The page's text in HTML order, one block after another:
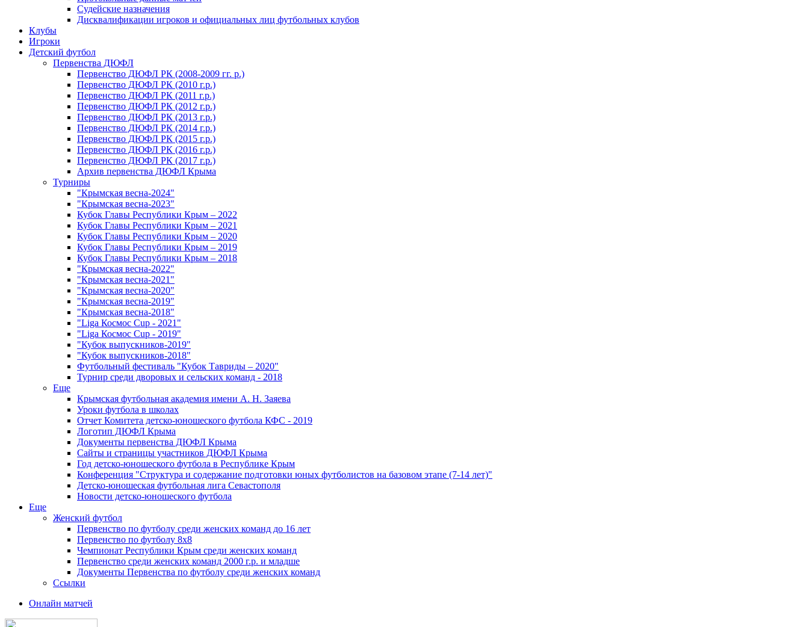
Судейские назначения
Дисквалификации игроков и официальных лиц футбольных клубов
Клубы
Игроки
Детский футбол
Первенства ДЮФЛ
Первенство ДЮФЛ РК (2008-2009 гг. р.)
Первенство ДЮФЛ РК (2010 г.р.)
Первенство ДЮФЛ РК (2011 г.р.)
Первенство ДЮФЛ РК (2012 г.р.)
Первенство ДЮФЛ РК (2013 г.р.)
Первенство ДЮФЛ РК (2014 г.р.)
Первенство ДЮФЛ РК (2015 г.р.)
Первенство ДЮФЛ РК (2016 г.р.)
Первенство ДЮФЛ РК (2017 г.р.)
Архив первенства ДЮФЛ Крыма
Турниры
"Крымская весна-2024"
"Крымская весна-2023"
Кубок Главы Республики Крым – 2022
Кубок Главы Республики Крым – 2021
Кубок Главы Республики Крым – 2020
Кубок Главы Республики Крым – 2019
Кубок Главы Республики Крым – 2018
"Крымская весна-2022"
"Крымская весна-2021"
"Крымская весна-2020"
"Крымская весна-2019"
"Крымская весна-2018"
"Liga Космос Cup - 2021"
"Liga Космос Cup - 2019"
"Кубок выпускников-2019"
"Кубок выпускников-2018"
Футбольный фестиваль "Кубок Тавриды – 2020"
Турнир среди дворовых и сельских команд - 2018
Еще
Крымская футбольная академия имени А. Н. Заяева
Уроки футбола в школах
Отчет Комитета детско-юношеского футбола КФС - 2019
Логотип ДЮФЛ Крыма
Документы первенства ДЮФЛ Крыма
Сайты и страницы участников ДЮФЛ Крыма
Год детско-юношеского футбола в Республике Крым
Конференция "Структура и содержание подготовки юных футболистов на базовом этапе (7-14 лет)"
Детско-юношеская футбольная лига Севастополя
Новости детско-юношеского футбола
Еще
Женский футбол
Первенство по футболу среди женских команд до 16 лет
Первенство по футболу 8х8
Чемпионат Республики Крым среди женских команд
Первенство среди женских команд 2000 г.р. и младше
Документы Первенства по футболу среди женских команд
Ссылки
Онлайн матчей